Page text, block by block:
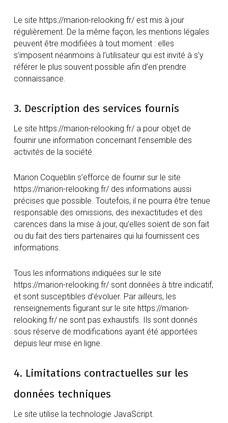
Le site https://marion-relooking.fr/ est mis à jour
régulièrement. De la même façon, les mentions légales
peuvent être modifiées à tout moment : elles
s’imposent néanmoins à l’utilisateur qui est invité à s’y
référer le plus souvent possible afin d’en prendre
connaissance.
3. Description des services fournis
Le site https://marion-relooking.fr/ a pour objet de
fournir une information concernant l’ensemble des
activités de la société.
Marion Coqueblin s’efforce de fournir sur le site
https://marion-relooking.fr/ des informations aussi
précises que possible. Toutefois, il ne pourra être tenue
responsable des omissions, des inexactitudes et des
carences dans la mise à jour, qu’elles soient de son fait
ou du fait des tiers partenaires qui lui fournissent ces
informations.
Tous les informations indiquées sur le site
https://marion-relooking.fr/ sont données à titre indicatif,
et sont susceptibles d’évoluer. Par ailleurs, les
renseignements figurant sur le site https://marion-
relooking.fr/ ne sont pas exhaustifs. Ils sont donnés
sous réserve de modifications ayant été apportées
depuis leur mise en ligne.
4. Limitations contractuelles sur les
données techniques
Le site utilise la technologie JavaScript.